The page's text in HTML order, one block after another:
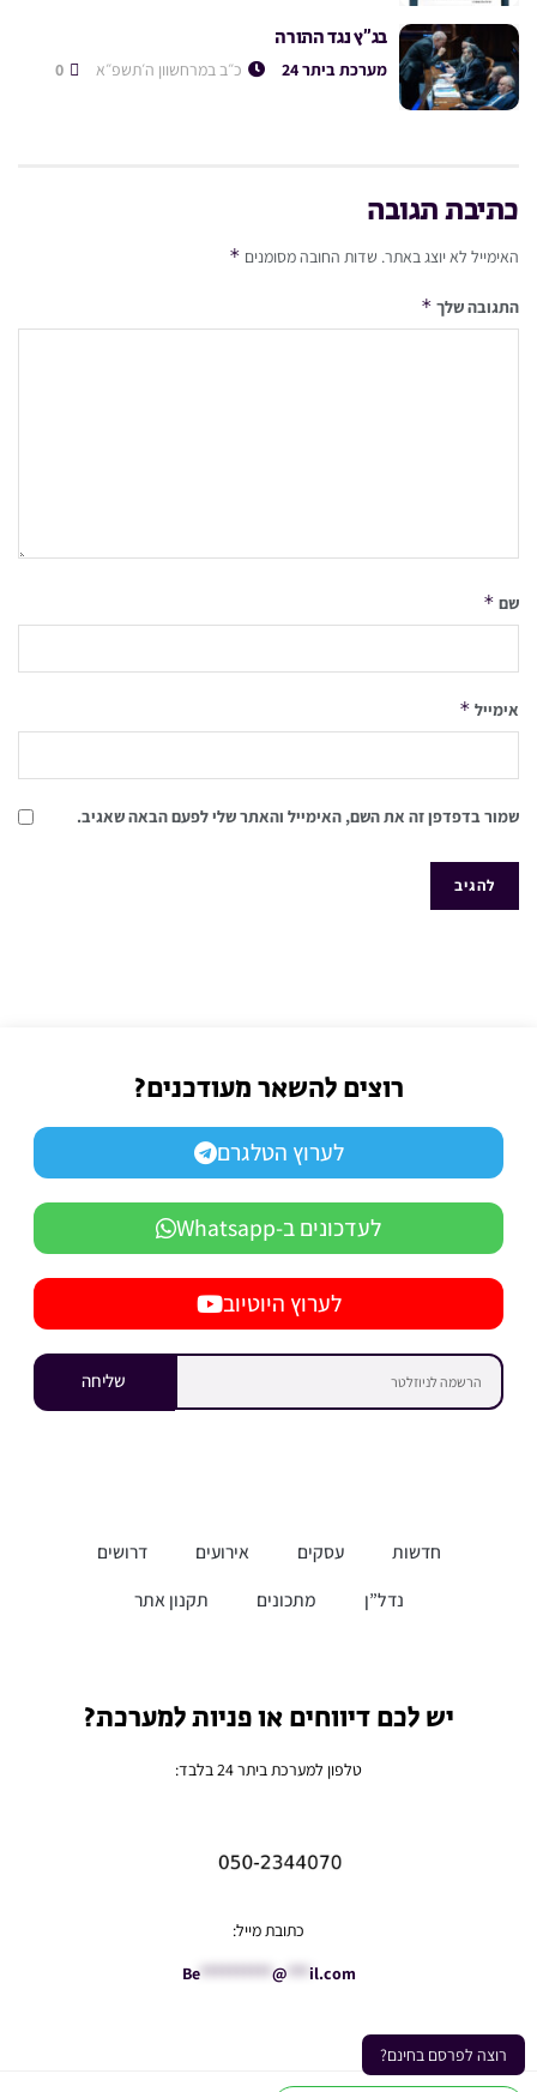
בג”ץ נגד התורה
מערכת ביתר 24 כ״ב במרחשוון ה׳תשפ״א
כתיבת תגובה
האימייל לא יוצג באתר. שדות החובה מסומנים *
התגובה שלך *
שם *
אימייל *
שמור בדפדפן זה את השם, האימייל והאתר שלי לפעם הבאה שאגיב.
רוצה לפרסם בחינם?
רוצים להשאר מעודכנים?
לערוץ הטלגרם
לעדכונים ב-Whatsapp
לערוץ היוטיוב
שליחה
חדשות עסקים אירועים
דרושים
נדל”ן
מתכונים תקנון אתר
יש לכם דיווחים או פניות למערכת?
טלפון למערכת ביתר 24 בלבד:
כתובת מייל:
Be********** @ *** il.com